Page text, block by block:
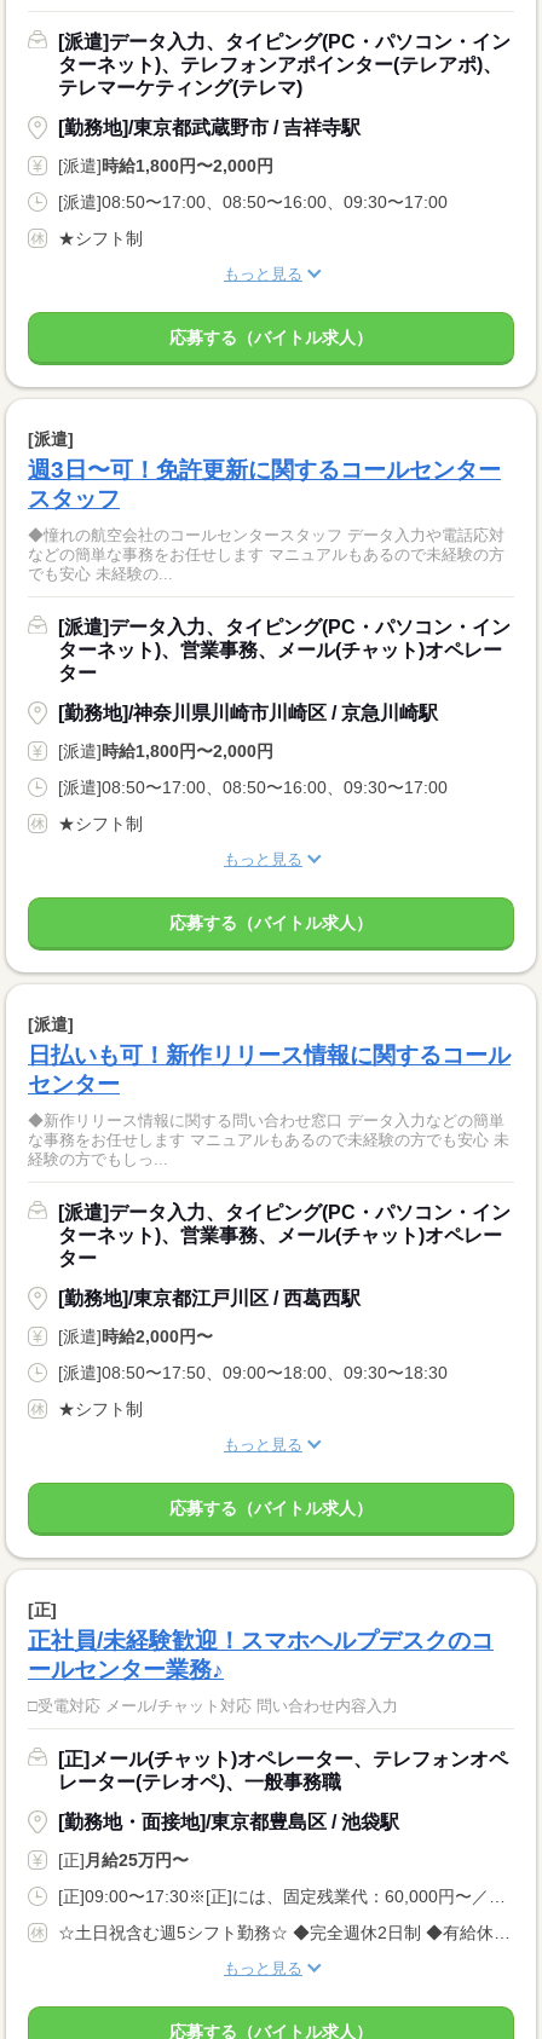
[派遣]データ入力、タイピング(PC・パソコン・イン
ターネット)、テレフォンアポインター(テレアポ)、
テレマーケティング(テレマ)
[勤務地]/東京都武蔵野市 / 吉祥寺駅
[派遣]時給1,800円〜2,000円
[派遣]08:50〜17:00、08:50〜16:00、09:30〜17:00
★シフト制
もっと見る
応募する（バイトル求人）
[派遣]
週3日〜可！免許更新に関するコールセンター
スタッフ
◆憧れの航空会社のコールセンタースタッフ データ入力や電話応対
などの簡単な事務をお任せします マニュアルもあるので未経験の方
でも安心 未経験の...
[派遣]データ入力、タイピング(PC・パソコン・イン
ターネット)、営業事務、メール(チャット)オペレー
ター
[勤務地]/神奈川県川崎市川崎区 / 京急川崎駅
[派遣]時給1,800円〜2,000円
[派遣]08:50〜17:00、08:50〜16:00、09:30〜17:00
★シフト制
もっと見る
応募する（バイトル求人）
[派遣]
日払いも可！新作リリース情報に関するコール
センター
◆新作リリース情報に関する問い合わせ窓口 データ入力などの簡単
な事務をお任せします マニュアルもあるので未経験の方でも安心 未
経験の方でもしっ...
[派遣]データ入力、タイピング(PC・パソコン・イン
ターネット)、営業事務、メール(チャット)オペレー
ター
[勤務地]/東京都江戸川区 / 西葛西駅
[派遣]時給2,000円〜
[派遣]08:50〜17:50、09:00〜18:00、09:30〜18:30
★シフト制
もっと見る
応募する（バイトル求人）
[正]
正社員/未経験歓迎！スマホヘルプデスクのコ
ールセンター業務♪
□受電対応 メール/チャット対応 問い合わせ内容入力
[正]メール(チャット)オペレーター、テレフォンオペ
レーター(テレオペ)、一般事務職
[勤務地・面接地]/東京都豊島区 / 池袋駅
[正]月給25万円〜
[正]09:00〜17:30※[正]には、固定残業代：60,000円〜／30時間相当分が含まれます。<BR>※上記を超えて残業をした場合は、別途残業代をお支払します。
☆土日祝含む週5シフト勤務☆ ◆完全週休2日制 ◆有給休暇（※入社半年後付与）
もっと見る
応募する（バイトル求人）